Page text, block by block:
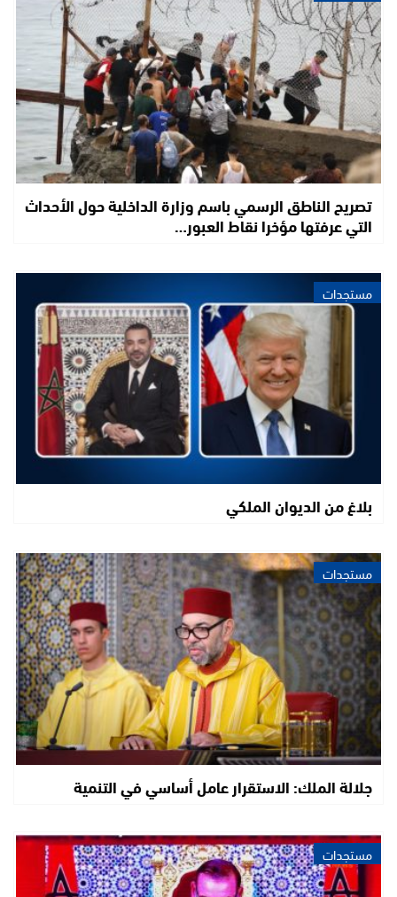
تصريح الناطق الرسمي باسم وزارة الداخلية حول الأحداث
التي عرفتها مؤخرا نقاط العبور…
مستجدات
بلاغ من الديوان الملكي
مستجدات
جلالة الملك: الاستقرار عامل أساسي في التنمية
مستجدات